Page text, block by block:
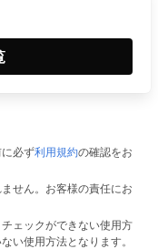
必ず利用規約の確認をお
せん。お客様の責任にお
ェックができない使用方
い使用方法となります。